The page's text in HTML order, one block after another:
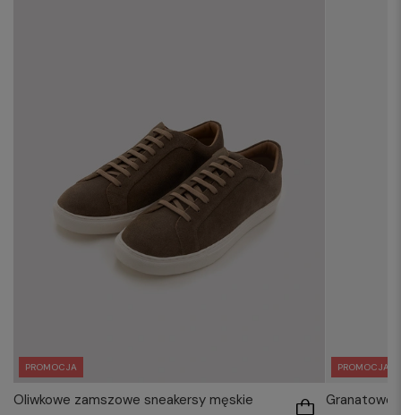
PROMOCJA
Oliwkowe zamszowe sneakersy męskie
PROMOCJA
Granatowe